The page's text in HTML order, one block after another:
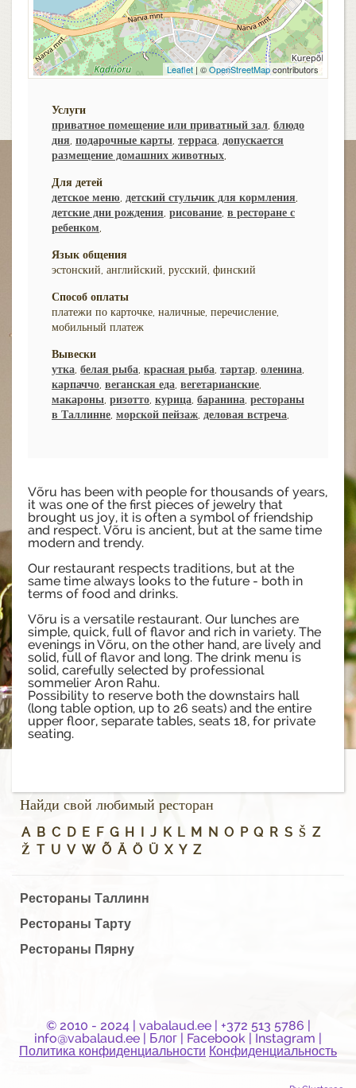
Leaflet | ©OpenStreetMapcontributors
Услуги
приватное помещение или приватный зал, блюдо
дня, подарочные карты, терраса, допускается
размещение домашних животных,
Для детей
детское меню, детский стульчик для кормления,
детские дни рождения, рисование, в ресторане с
ребенком,
Язык общения
эстонский, английский, русский, финский
Способ оплаты
платежи по карточке, наличные, перечисление,
мобильный платеж
Вывески
утка, белая рыба, красная рыба, тартар, оленина,
карпаччо, веганская еда, вегетарианские,
макароны, ризотто, курица, баранина, рестораны
в Таллинне, морской пейзаж, деловая встреча,
Võru has been with people for thousands of years,
it was one of the first pieces of jewelry that
brought us joy, it is often a symbol of friendship
and respect. Võru is ancient, but at the same time
modern and trendy.
Our restaurant respects traditions, but at the
same time always looks to the future - both in
terms of food and drinks.
Võru is a versatile restaurant. Our lunches are
simple, quick, full of flavor and rich in variety. The
evenings in Võru, on the other hand, are lively and
solid, full of flavor and long. The drink menu is
solid, carefully selected by professional
sommelier Aron Rahu.
Possibility to reserve both the downstairs hall
(long table option, up to 26 seats) and the entire
upper floor, separate tables, seats 18, for private
seating.
Найди свой любимый ресторан
A B C D E F G H J K L M N O P Q R S Š Z
Ž T U V W Õ Ä Ö Ü X Y Z
Рестораны Таллинн
Рестораны Тарту
Рестораны Пярну
© 2010 - 2024 | vabalaud.ee| +372 513 5786 |
info@vabalaud.ee
Блог Facebook Instagram
Политика конфиденциальности Конфиденциальность